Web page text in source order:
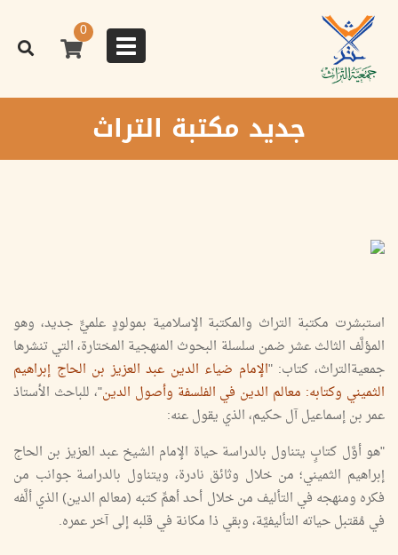
المحتوى
الرئيسي
Toggle
navigation
0
جديد مكتبة التراث
استبشرت مكتبة التراث والمكتبة الإسلامية بمولودٍ علميٍّ جديد، وهو
المؤلَّف الثالث عشر ضمن سلسلة البحوث المنهجية المختارة، التي تنشرها
جمعيةالتراث، كتاب: "الإمام ضياء الدين عبد العزيز بن الحاج إبراهيم
الثميني وكتابه: معالم الدين في الفلسفة وأصول الدين"، للباحث الأستاذ
عمر بن إسماعيل آل حكيم، الذي يقول عنه:
"هو أوَّل كتابٍ يتناول بالدراسة حياة الإمام الشيخ عبد العزيز بن الحاج
إبراهيم الثميني؛ من خلال وثائق نادرة، ويتناول بالدراسة جوانب من
فكره ومنهجه في التأليف من خلال أحد أهمِّ كتبه (معالم الدين) الذي ألَّفه
في مُقتبل حياته التأليفيَّة، وبقي ذا مكانة في قلبه إلى آخر عمره.